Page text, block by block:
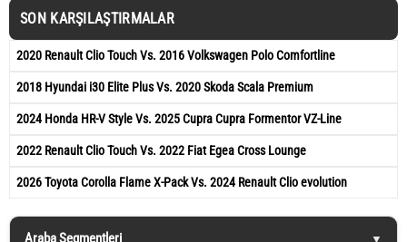
SON KARŞILAŞTIRMALAR
2020 Renault Clio Touch Vs. 2016 Volkswagen Polo Comfortline
2018 Hyundai i30 Elite Plus Vs. 2020 Skoda Scala Premium
2024 Honda HR-V Style Vs. 2025 Cupra Cupra Formentor VZ-Line
2022 Renault Clio Touch Vs. 2022 Fiat Egea Cross Lounge
2026 Toyota Corolla Flame X-Pack Vs. 2024 Renault Clio evolution